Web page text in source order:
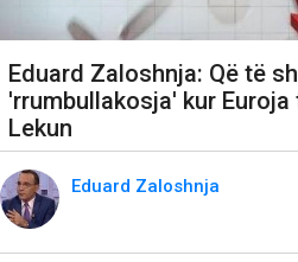
Eduard Zaloshnja: Që të
'rrumbullakosja' kur
Lekun
Eduard Zaloshnja